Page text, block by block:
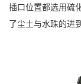
插口位置都选用硫
了尘土与水珠的进到